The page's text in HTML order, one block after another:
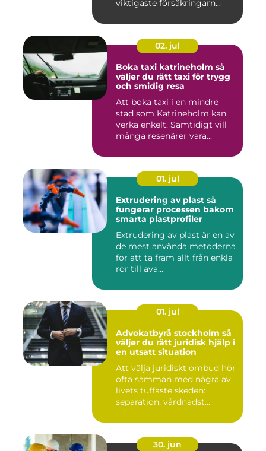
viktigaste försäkringarn...
02. jul
Boka taxi katrineholm så
väljer du rätt taxi för trygg
och smidig resa
Att boka taxi i en mindre
stad som Katrineholm kan
verka enkelt. Samtidigt vill
många resenärer vara...
01. jul
Extrudering av plast så
fungerar processen bakom
smarta plastprofiler
Extrudering av plast är en av
de mest använda metoderna
för att ta fram allt från enkla
rör till ava...
01. jul
Advokatbyrå stockholm så
väljer du rätt juridisk hjälp i
en utsatt situation
Att välja juridiskt ombud hör
ofta samman med några av
livets tuffaste skeden:
separation, vårdnadst...
30. jun